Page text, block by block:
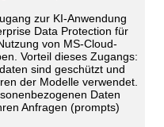
zur KI-Anwendung
Data Protection für
von MS-Cloud-
Vorteil dieses Zugangs:
sind geschützt und
der Modelle verwendet.
Daten
Anfragen (prompts)